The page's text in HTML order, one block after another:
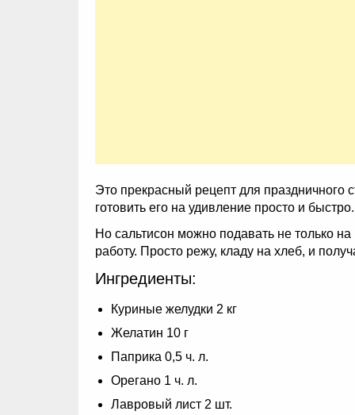
Это прекрасный рецепт для праздничного
готовить его на удивление просто и
Но сальтисон можно подавать не только
работу. Просто режу, кладу на хлеб, и
Ингредиенты:
Куриные желудки 2 кг
Желатин 10 г
Паприка 0,5 ч. л.
Орегано 1 ч. л.
Лавровый лист 2 шт.